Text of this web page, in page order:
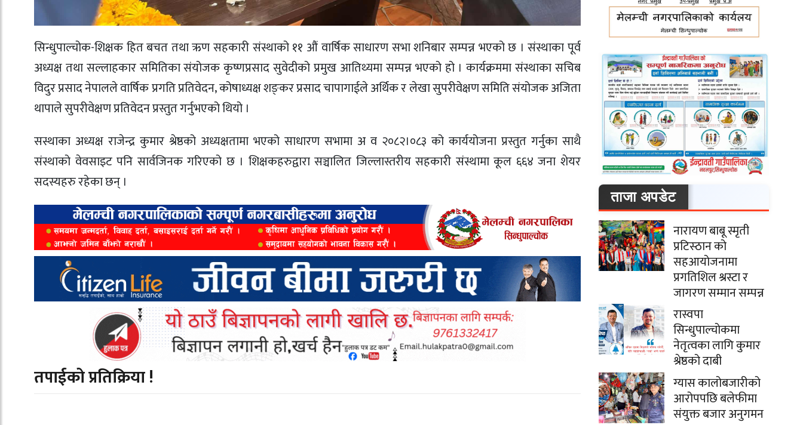
सिन्धुपाल्चोक-शिक्षक हित बचत तथा ऋण सहकारी संस्थाको ११ औं वार्षिक साधारण सभा शनिबार सम्पन्न भएको छ । संस्थाका पूर्व
अध्यक्ष तथा सल्लाहकार समितिका संयोजक कृष्णप्रसाद सुवेदीको प्रमुख आतिथ्यमा सम्पन्न भएको हो । कार्यक्रममा संस्थाका सचिब
विदुर प्रसाद नेपालले वार्षिक प्रगति प्रतिवेदन‚ कोषाध्यक्ष शङ्‍कर प्रसाद चापागाईले अर्थिक र लेखा सुपरीवेक्षण समिति संयोजक अजिता
थापाले सुपरीवेक्षण प्रतिवेदन प्रस्तुत गर्नुभएको थियो ।
सस्थाका अध्यक्ष राजेन्द्र कुमार श्रेष्ठको अध्यक्षतामा भएको साधारण सभामा अ व २०८२।०८३ को कार्ययोजना प्रस्तुत गर्नुका साथै
संस्थाको वेवसाइट पनि सार्वजिनक गरिएको छ । शिक्षकहरुद्वारा सञ्चालित जिल्लास्तरीय सहकारी संस्थामा कूल ६६४ जना शेयर
सदस्यहरु रहेका छन् ।
तपाईको प्रतिक्रिया !
ताजा अपडेट
नारायण बाबू स्मृती
प्रटिस्ठान को
सहआयोजनामा
प्रगतिशिल श्रस्टा र
जागरण सम्मान सम्पन्न
रास्वपा
सिन्धुपाल्चोकमा
नेतृत्वका लागि कुमार
श्रेष्ठको दाबी
ग्यास कालोबजारीको
आरोपपछि बलेफीमा
संयुक्त बजार अनुगमन